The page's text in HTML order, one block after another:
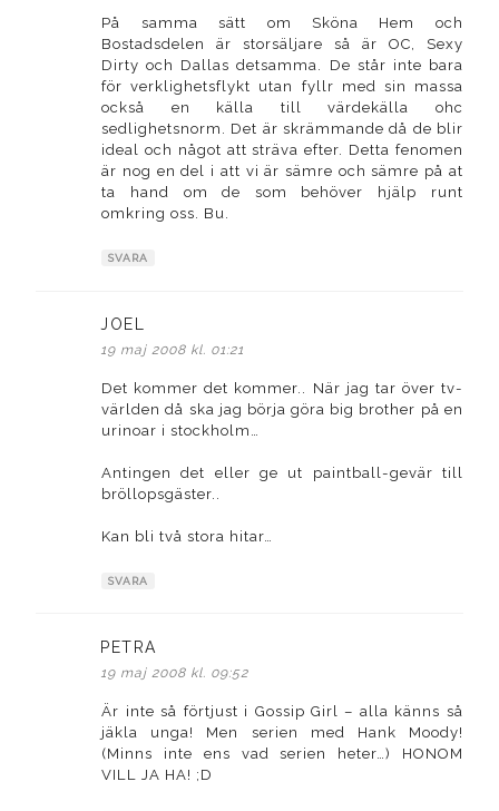
På samma sätt om Sköna Hem och
Bostadsdelen är storsäljare så är OC, Sexy
Dirty och Dallas detsamma. De står inte bara
för verklighetsflykt utan fyllr med sin massa
också en källa till värdekälla ohc
sedlighetsnorm. Det är skrämmande då de blir
ideal och något att sträva efter. Detta fenomen
är nog en del i att vi är sämre och sämre på at
ta hand om de som behöver hjälp runt
omkring oss. Bu.
SVARA
JOEL
19 maj 2008 kl. 01:21
Det kommer det kommer.. När jag tar över tv-
världen då ska jag börja göra big brother på en
urinoar i stockholm…
Antingen det eller ge ut paintball-gevär till
bröllopsgäster..
Kan bli två stora hitar…
SVARA
PETRA
19 maj 2008 kl. 09:52
Är inte så förtjust i Gossip Girl – alla känns så
jäkla unga! Men serien med Hank Moody!
(Minns inte ens vad serien heter…) HONOM
VILL JA HA! ;D